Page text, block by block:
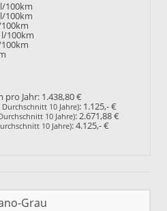
100km
100km
l/100km
pro Jahr: 1.438,80 €
10 Jahre): 1.125,- €
10 Jahre):2.671,88 €
10 Jahre):4.125,- €
Grau